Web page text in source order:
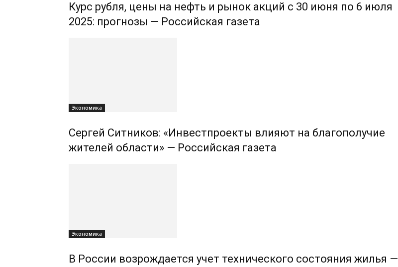
Курс рубля, цены на нефть и рынок акций с 30 июня по 6 июля
2025: прогнозы — Российская газета
Экономика
Сергей Ситников: «Инвестпроекты влияют на благополучие
жителей области» — Российская газета
Экономика
В России возрождается учет технического состояния жилья —